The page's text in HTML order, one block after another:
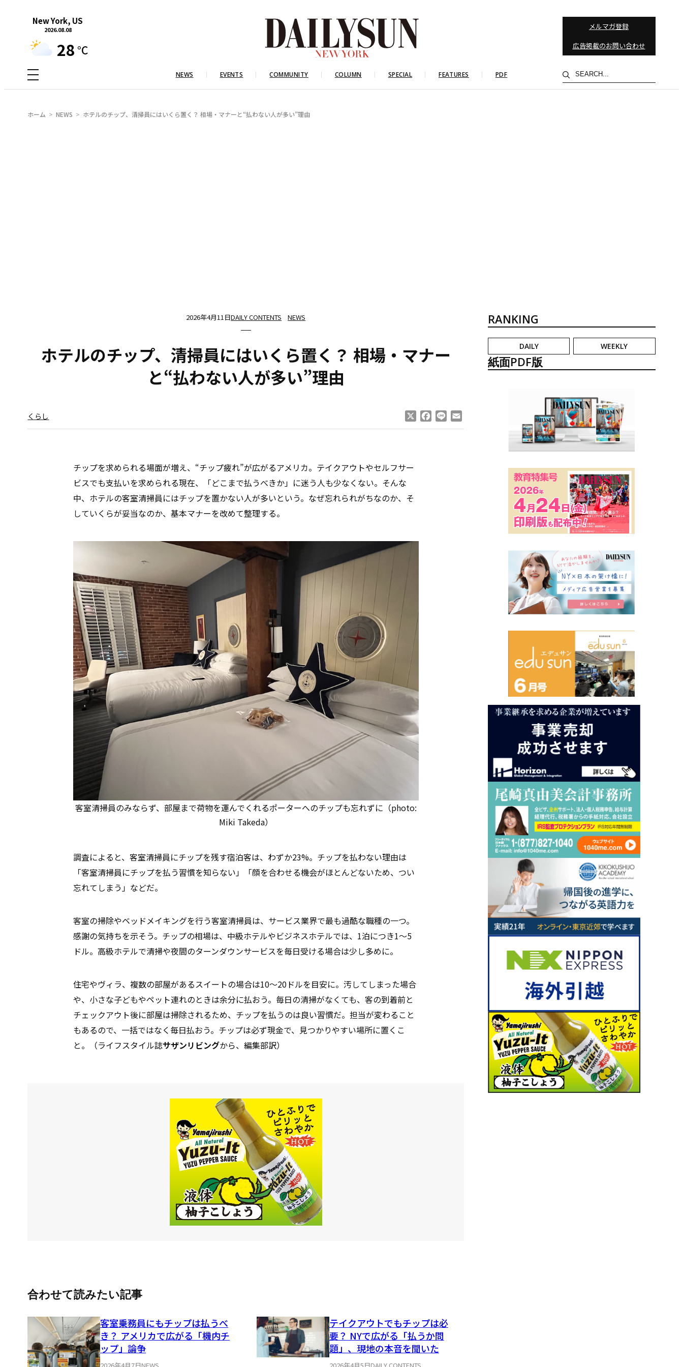
New York, US
2026.08.08
28 °C
メルマガ登録
広告掲載のお問い合わせ
NEWS EVENTS COMMUNITY COLUMN SPECIAL FEATURES PDF
検
索
ホーム NEWS ホテルのチップ、清掃員にはいくら置く？ 相場・マナーと“払わない人が多い”理由
2026年4月11日DAILY CONTENTS NEWS
ホテルのチップ、清掃員にはいくら置く？ 相場・マナー
と“払わない人が多い”理由
くらし Facebook
Line
チップを求められる場面が増え、“チップ疲れ”が広がるアメリカ。テイクアウトやセルフサー
ビスでも支払いを求められる現在、「どこまで払うべきか」に迷う人も少なくない。そんな
中、ホテルの客室清掃員にはチップを置かない人が多いという。なぜ忘れられがちなのか、そ
していくらが妥当なのか、基本マナーを改めて整理する。
客室清掃員のみならず、部屋まで荷物を運んでくれるポーターへのチップも忘れずに（photo:
Miki Takeda）
調査によると、客室清掃員にチップを残す宿泊客は、わずか23%。チップを払わない理由は
「客室清掃員にチップを払う習慣を知らない」「顔を合わせる機会がほとんどないため、つい
忘れてしまう」などだ。
客室の掃除やベッドメイキングを行う客室清掃員は、サービス業界で最も過酷な職種の一つ。
感謝の気持ちを示そう。チップの相場は、中級ホテルやビジネスホテルでは、1泊につき1〜5
ドル。高級ホテルで清掃や夜間のターンダウンサービスを毎日受ける場合は少し多めに。
住宅やヴィラ、複数の部屋があるスイートの場合は10〜20ドルを目安に。汚してしまった場合
や、小さな子どもやペット連れのときは余分に払おう。毎日の清掃がなくても、客の到着前と
チェックアウト後に部屋は掃除されるため、チップを払うのは良い習慣だ。担当が変わること
もあるので、一括ではなく毎日払おう。チップは必ず現金で、見つかりやすい場所に置くこ
と。（ライフスタイル誌サザンリビングから、編集部訳）
合わせて読みたい記事
客室乗務員にもチップは払うべ
き？ アメリカで広がる「機内チ
ップ」論争
2026年4月7日NEWS
テイクアウトでもチップは必
要？ NYで広がる「払うか問
題」、現地の本音を聞いた
2026年4月5日DAILY CONTENTS
RANKING
DAILY WEEKLY
紙面PDF版